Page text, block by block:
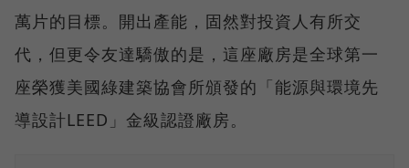
萬片的目標。開出產能，固然對投資人有所交
代，但更令友達驕傲的是，這座廠房是全球第一
座榮獲美國綠建築協會所頒發的「能源與環境先
導設計LEED」金級認證廠房。